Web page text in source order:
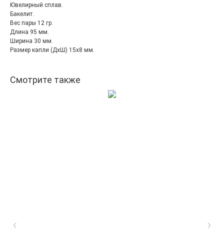
Ювелирный сплав.
Бакелит.
Вес пары 12 гр.
Длина 95 мм.
Ширина 30 мм.
Размер капли (ДхШ) 15х8 мм.
Смотрите также